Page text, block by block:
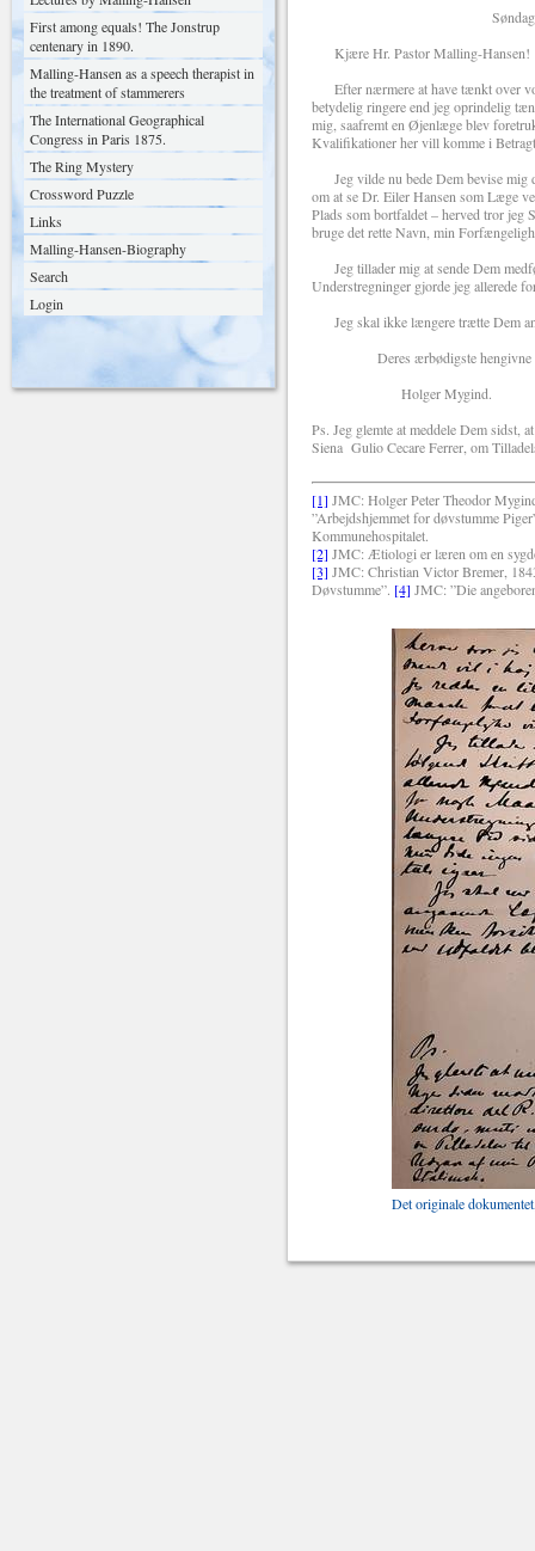
First among equals! The Jonstrup
centenary in 1890.
Malling-Hansen as a speech therapist in
the treatment of stammerers
The International Geographical
Congress in Paris 1875.
The Ring Mystery
Crossword Puzzle
Links
Malling-Hansen-Biography
Search
Login
Søndag Aften
Kjære Hr. Pastor Malling-Hansen!
Efter nærmere at have tænkt over
betydelig ringere end jeg oprindelig
mig, saafremt en Øjenlæge blev
Kvalifikationer her vill komme i
Jeg vilde nu bede Dem bevise mig
om at se Dr. Eiler Hansen som Læge
Plads som bortfaldet – herved tror jeg
bruge det rette Navn, min
Jeg tillader mig at sende Dem
Understregninger gjorde jeg allerede
Jeg skal ikke længere trætte Dem
Deres ærbødigste hengivne
Holger Mygind.
Ps. Jeg glemte at meddele Dem
Siena Gulio Cecare Ferrer, om
[1] JMC: Holger Peter Theodor
”Arbejdshjemmet for døvstumme
Kommunehospitalet.
[2] JMC: Ætiologi er læren om en
[3] JMC: Christian Victor Bremer,
Døvstumme”. [4] JMC: ”Die
Det originale